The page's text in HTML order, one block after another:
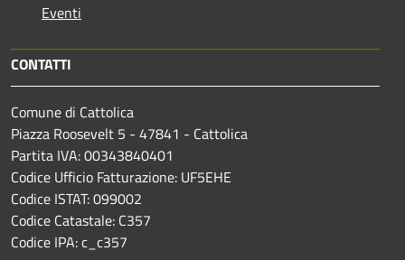
Eventi
CONTATTI
Comune di Cattolica
Piazza Roosevelt 5 - 47841 - Cattolica
Partita IVA: 00343840401
Codice Ufficio Fatturazione: UF5EHE
Codice ISTAT: 099002
Codice Catastale: C357
Codice IPA: c_c357